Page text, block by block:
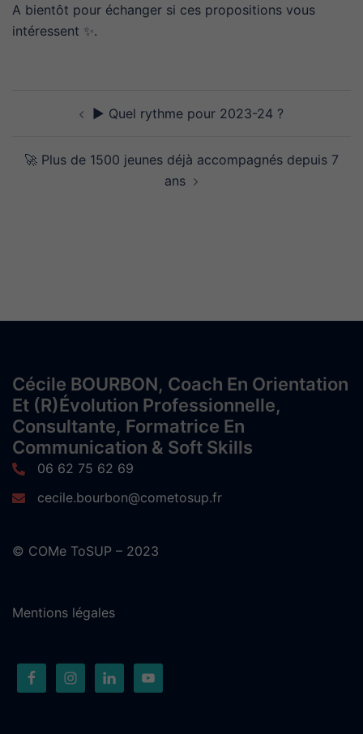
A bientôt pour échanger si ces propositions vous
intéressent ✨.
d’article ▶️ Quel rythme pour 2023-24 ?
🚀 Plus de 1500 jeunes déjà accompagnés depuis 7
ans
Cécile BOURBON, Coach En Orientation
Et (r)évolution Professionnelle,
Consultante, Formatrice En
Communication & Soft Skills
06 62 75 62 69
cecile.bourbon@cometosup.fr
© COMe ToSUP – 2023
Mentions légales